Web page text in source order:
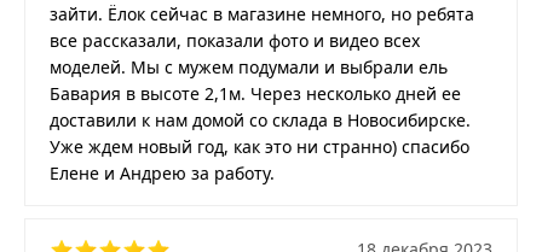
зайти. Ёлок сейчас в магазине немного, но ребята
все рассказали, показали фото и видео всех
моделей. Мы с мужем подумали и выбрали ель
Бавария в высоте 2,1м. Через несколько дней ее
доставили к нам домой со склада в Новосибирске.
Уже ждем новый год, как это ни странно) спасибо
Елене и Андрею за работу.